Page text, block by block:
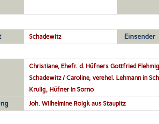
Schadewitz Einsender
Christiane, Ehefr. d. Hüfners Gottfried
Schadewitz / Caroline, verehel. Lehmann in
Krulig, Hüfner in Sorno
Joh. Wilhelmine Roigk aus Staupitz